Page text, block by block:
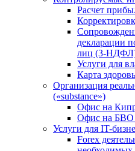
Расчет
декларации
лиц (3-
Услуги для
Карта
Организация
(«substance»)
Офис на
Офис на БВО
Услуги для IT-
Forex